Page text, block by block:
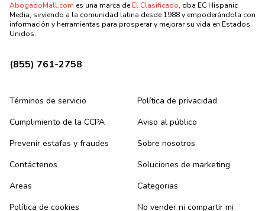
AbogadoMall.com es una marca deEl Clasificado, dba EC Hispanic
Media, sirviendo a la comunidad latina desde 1988 y empoderándola con
información y herramientas para prosperar y mejorar su vida en Estados
Unidos.
(855) 761-2758
Términos de servicio
Política de privacidad
Cumplimiento de la CCPA
Aviso al público
Prevenir estafas y fraudes
Sobre nosotros
Contáctenos
Soluciones de marketing
Areas
Categorias
Política de cookies
No vender ni compartir mi